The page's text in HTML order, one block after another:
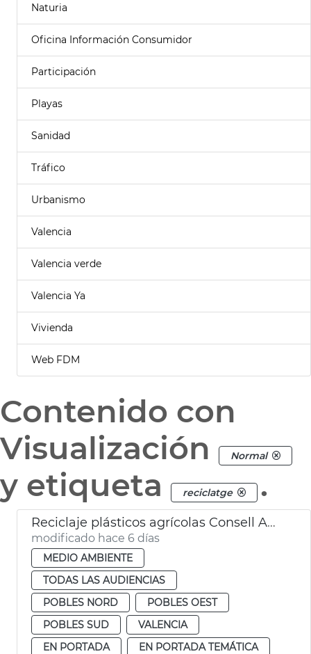
Naturia
Oficina Información Consumidor
Participación
Playas
Sanidad
Tráfico
Urbanismo
Valencia
Valencia verde
Valencia Ya
Vivienda
Web FDM
Contenido con
Visualización
Normal
y etiqueta reciclatge .
Reciclaje plásticos agrícolas Consell Agrari València
modificado hace 6 días
MEDIO AMBIENTE
TODAS LAS AUDIENCIAS
POBLES NORD
POBLES OEST
POBLES SUD
VALENCIA
EN PORTADA
EN PORTADA TEMÁTICA